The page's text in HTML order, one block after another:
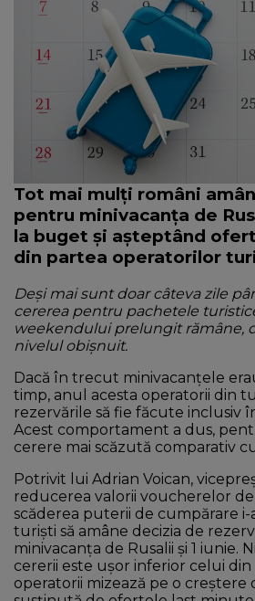
CONTUL MEU
Tot mai mulți români
pentru minivacanța de
la buget și așteptând
din partea operatorilor
Deși mai sunt doar câteva zile
cererea pentru pachetele
weekendului prelungit rămâne,
nivelul obișnuit.
Dacă în trecut minivacanțele
timp, anul acesta operatorii din
rezervările să fie făcute inclusiv
Acest comportament a dus,
cerere mai scăzută comparativ
Potrivit lui Adrian Voican,
reducerea valorii voucherelor de
scăderea puterii de cumpărare
turiști să amâne decizia de
minivacanța de Rusalii și 1 iunie.
cererii este ușor inferior celui din
operatorii mizează pe o